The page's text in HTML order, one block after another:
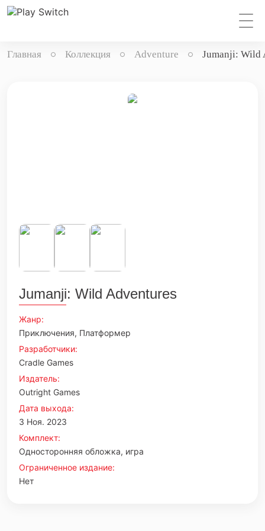
Главная Коллекция Adventure Jumanji: Wild
Jumanji: Wild Adventures
Жанр:
Приключения, Платформер
Разработчики:
Cradle Games
Издатель:
Outright Games
Дата выхода:
3 Ноя. 2023
Комплект:
Односторонняя обложка, игра
Ограниченное издание:
Нет